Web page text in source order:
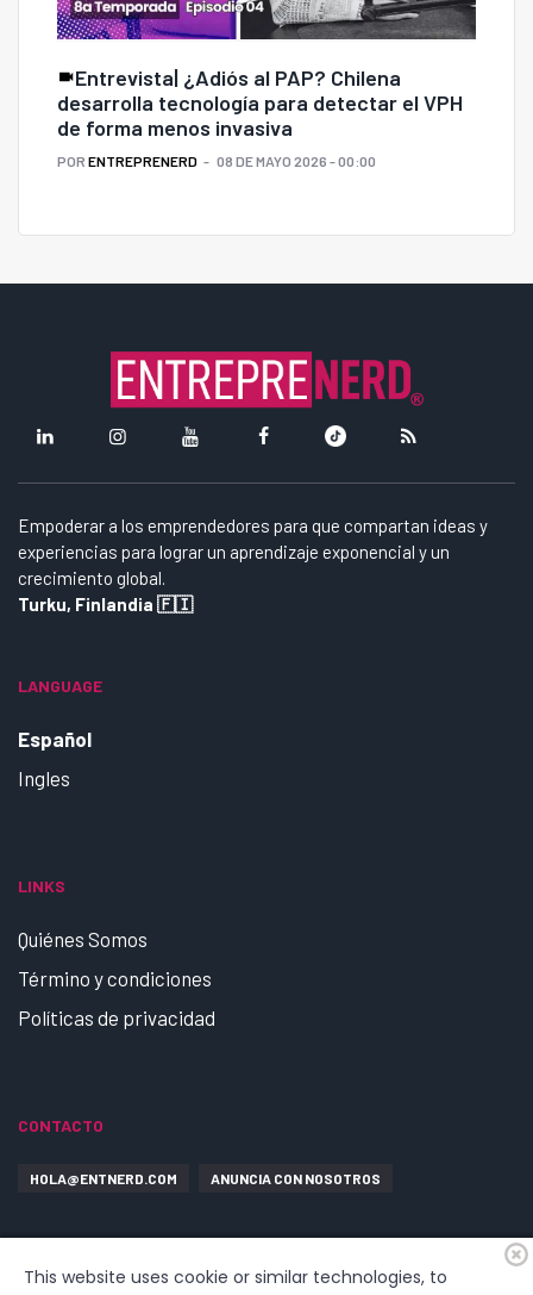
Entrevista| ¿Adiós al PAP? Chilena
desarrolla tecnología para detectar el VPH
de forma menos invasiva
POR ENTREPRENERD 08 DE MAYO 2026 - 00:00
Empoderar a los emprendedores para que compartan ideas y
experiencias para lograr un aprendizaje exponencial y un
crecimiento global.
Turku, Finlandia 🇫🇮
LANGUAGE
Español
Ingles
LINKS
Quiénes Somos
Término y condiciones
Políticas de privacidad
CONTACTO
HOLA@ENTNERD.COM ANUNCIA CON NOSOTROS
This website uses cookie or similar technologies, to